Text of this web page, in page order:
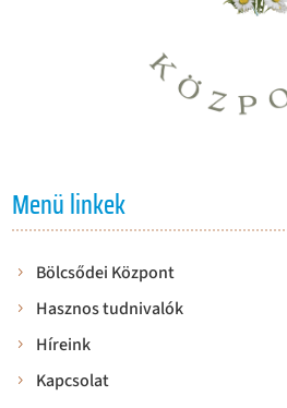
Menü linkek
Bölcsődei Központ
Hasznos tudnivalók
Híreink
Kapcsolat